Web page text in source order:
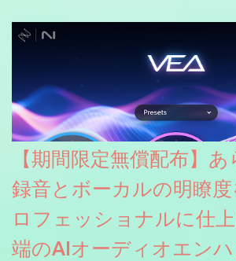
【期間限定無償配布】
録音とボーカルの明瞭
ロフェッショナルに仕
端のAIオーディオエン